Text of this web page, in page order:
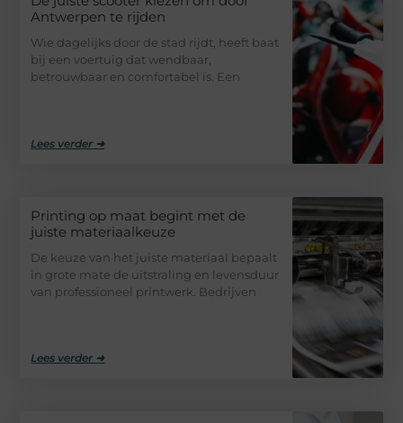
Antwerpen te rijden
Wie dagelijks door de stad rijdt, heeft baat
bij een voertuig dat wendbaar,
betrouwbaar en comfortabel is. Een
Lees verder ➜
Printing op maat begint met de
juiste materiaalkeuze
De keuze van het juiste materiaal bepaalt
in grote mate de uitstraling en levensduur
van professioneel printwerk. Bedrijven
Lees verder ➜